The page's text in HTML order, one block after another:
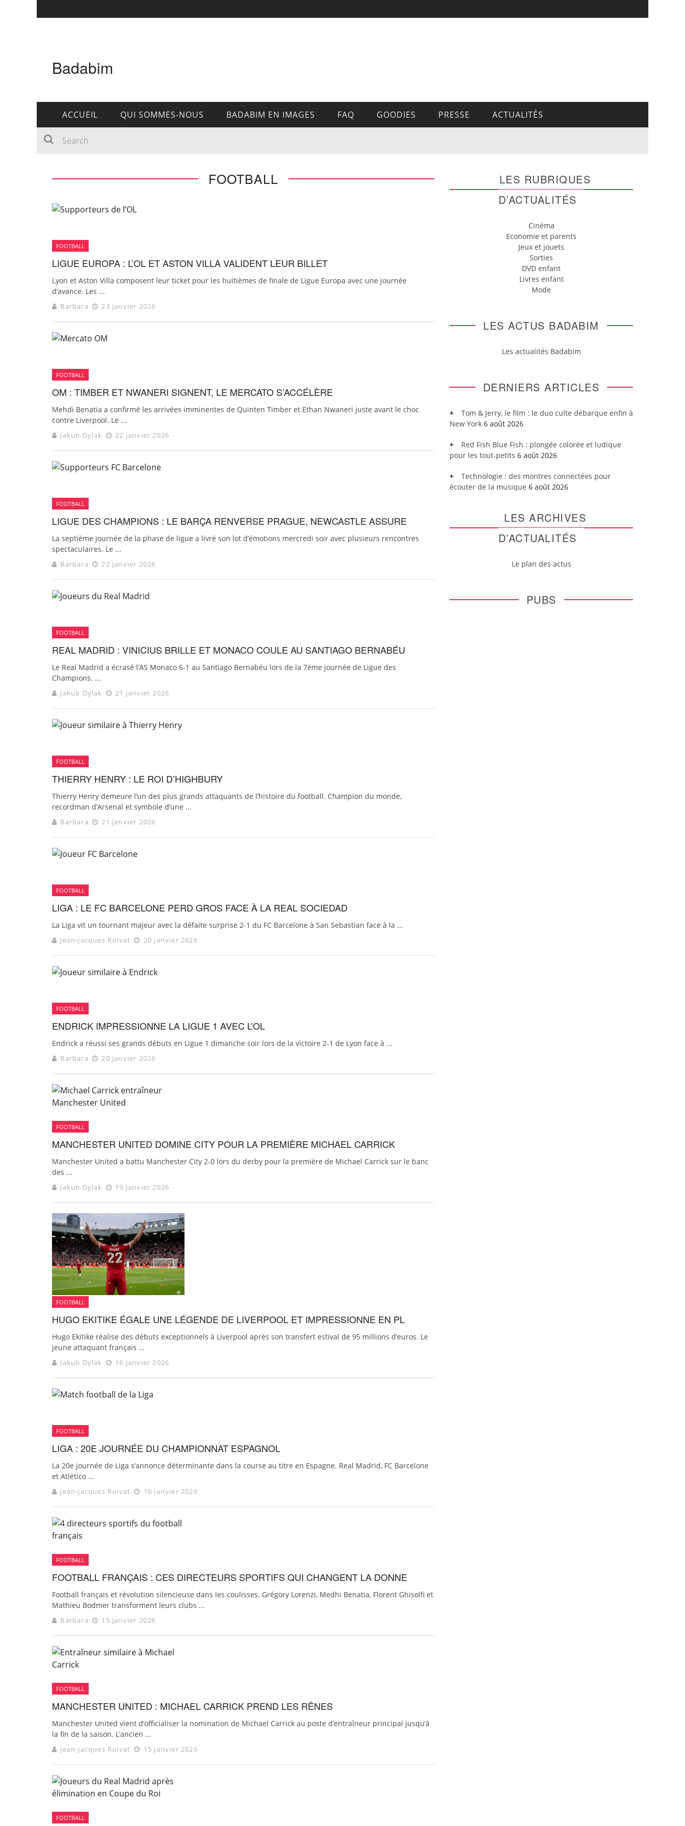
Badabim
ACCUEIL QUI SOMMES-NOUS BADABIM EN IMAGES FAQ GOODIES PRESSE ACTUALITÉS
FOOTBALL
FOOTBALL
LIGUE EUROPA : L’OL ET ASTON VILLA VALIDENT LEUR BILLET
Lyon et Aston Villa composent leur ticket pour les huitièmes de finale de Ligue Europa avec une journée
d’avance. Les ...
Barbara 23 janvier 2026
FOOTBALL
OM : TIMBER ET NWANERI SIGNENT, LE MERCATO S’ACCÉLÈRE
Mehdi Benatia a confirmé les arrivées imminentes de Quinten Timber et Ethan Nwaneri juste avant le choc
contre Liverpool. Le ...
Jakub Dylak 22 janvier 2026
FOOTBALL
LIGUE DES CHAMPIONS : LE BARÇA RENVERSE PRAGUE, NEWCASTLE ASSURE
La septième journée de la phase de ligue a livré son lot d’émotions mercredi soir avec plusieurs rencontres
spectaculaires. Le ...
Barbara 22 janvier 2026
FOOTBALL
REAL MADRID : VINICIUS BRILLE ET MONACO COULE AU SANTIAGO BERNABÉU
Le Real Madrid a écrasé l’AS Monaco 6-1 au Santiago Bernabéu lors de la 7ème journée de Ligue des
Champions. ...
Jakub Dylak 21 janvier 2026
FOOTBALL
THIERRY HENRY : LE ROI D’HIGHBURY
Thierry Henry demeure l’un des plus grands attaquants de l’histoire du football. Champion du monde,
recordman d’Arsenal et symbole d’une ...
Barbara 21 janvier 2026
FOOTBALL
LIGA : LE FC BARCELONE PERD GROS FACE À LA REAL SOCIEDAD
La Liga vit un tournant majeur avec la défaite surprise 2-1 du FC Barcelone à San Sebastian face à la ...
jean-jacques Roivat 20 janvier 2026
FOOTBALL
ENDRICK IMPRESSIONNE LA LIGUE 1 AVEC L’OL
Endrick a réussi ses grands débuts en Ligue 1 dimanche soir lors de la victoire 2-1 de Lyon face à ...
Barbara 20 janvier 2026
FOOTBALL
MANCHESTER UNITED DOMINE CITY POUR LA PREMIÈRE MICHAEL CARRICK
Manchester United a battu Manchester City 2-0 lors du derby pour la première de Michael Carrick sur le banc
des ...
Jakub Dylak 19 janvier 2026
FOOTBALL
HUGO EKITIKE ÉGALE UNE LÉGENDE DE LIVERPOOL ET IMPRESSIONNE EN PL
Hugo Ekitike réalise des débuts exceptionnels à Liverpool après son transfert estival de 95 millions d’euros. Le
jeune attaquant français ...
Jakub Dylak 16 janvier 2026
FOOTBALL
LIGA : 20E JOURNÉE DU CHAMPIONNAT ESPAGNOL
La 20e journée de Liga s’annonce déterminante dans la course au titre en Espagne. Real Madrid, FC Barcelone
et Atlético ...
jean-jacques Roivat 16 janvier 2026
FOOTBALL
FOOTBALL FRANÇAIS : CES DIRECTEURS SPORTIFS QUI CHANGENT LA DONNE
Football français et révolution silencieuse dans les coulisses. Grégory Lorenzi, Medhi Benatia, Florent Ghisolfi et
Mathieu Bodmer transforment leurs clubs ...
Barbara 15 janvier 2026
FOOTBALL
MANCHESTER UNITED : MICHAEL CARRICK PREND LES RÊNES
Manchester United vient d’officialiser la nomination de Michael Carrick au poste d’entraîneur principal jusqu’à
la fin de la saison. L’ancien ...
jean-jacques Roivat 15 janvier 2026
FOOTBALL
LES RUBRIQUES
D’ACTUALITÉS
Cinéma
Economie et parents
Jeux et jouets
Sorties
DVD enfant
Livres enfant
Mode
LES ACTUS BADABIM
Les actualités Badabim
DERNIERS ARTICLES
Tom & Jerry, le film : le duo culte débarque enfin à
New York 6 août 2026
Red Fish Blue Fish : plongée colorée et ludique
pour les tout-petits 6 août 2026
Technologie : des montres connectées pour
écouter de la musique 6 août 2026
LES ARCHIVES
D’ACTUALITÉS
Le plan des actus
PUBS